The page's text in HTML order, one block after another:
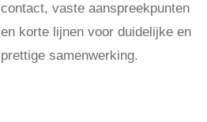
contact, vaste aanspreekpunten
en korte lijnen voor duidelijke en
prettige samenwerking.